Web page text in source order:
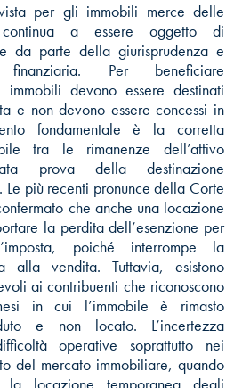
per gli immobili merce delle
continua a essere oggetto di
da parte della giurisprudenza e
finanziaria. Per beneficiare
immobili devono essere destinati
e non devono essere concessi in
fondamentale è la corretta
tra le rimanenze dell’attivo
prova della destinazione
più recenti pronunce della Corte
che anche una locazione
la perdita dell’esenzione per
poiché interrompe la
alla vendita. Tuttavia, esistono
ai contribuenti che riconoscono
in cui l’immobile è rimasto
e non locato. L’incertezza
operative soprattutto nei
del mercato immobiliare, quando